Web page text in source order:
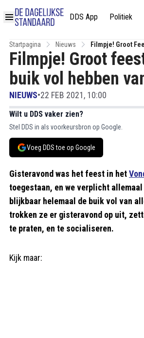
DDS App Politiek
Startpagina Nieuws Filmpje! Groot
Filmpje! Groot
buik vol hebben
NIEUWS•22 FEB 2021, 10:00
Wilt u DDS vaker zien?
Stel DDS in als voorkeursbron op Google.
Voeg DDS toe op Google
Gisteravond was het feest in het
toegestaan, en we verplicht
blijkbaar helemaal de buik vol van
trokken ze er gisteravond op uit,
te praten, en te socialiseren.
Kijk maar: